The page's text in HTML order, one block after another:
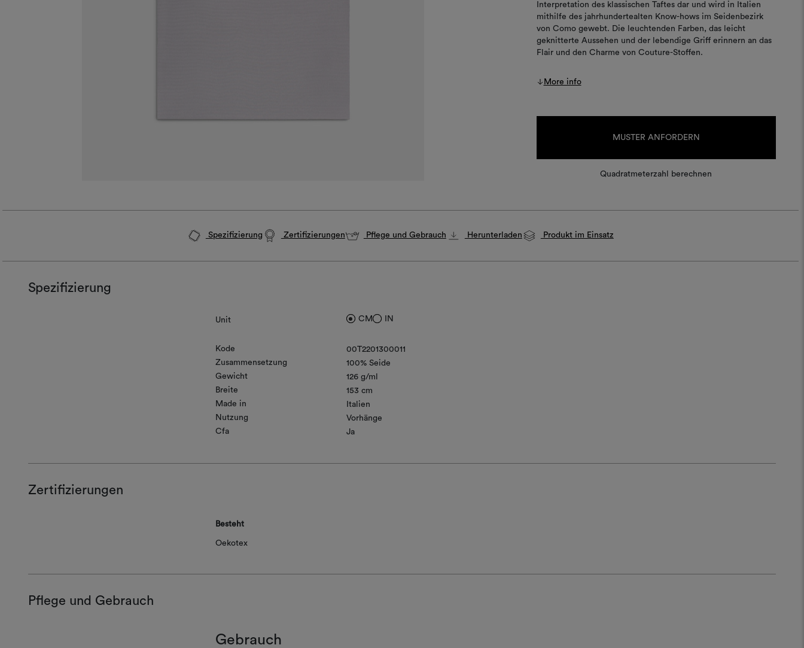
Interpretation des klassischen Taftes dar und wird in Italien
mithilfe des jahrhundertealten Know-hows im Seidenbezirk
von Como gewebt. Die leuchtenden Farben, das leicht
geknitterte Aussehen und der lebendige Griff erinnern an das
Flair und den Charme von Couture-Stoffen.
More info
MUSTER ANFORDERN
Quadratmeterzahl berechnen
Spezifizierung Zertifizierungen Pflege und Gebrauch Herunterladen Produkt im Einsatz
Spezifizierung
Unit CM IN
Kode
00T2201300011
Zusammensetzung
100% Seide
Gewicht
126 g/ml
Breite
153 cm
Made in
Italien
Nutzung
Vorhänge
Cfa
Ja
Zertifizierungen
Besteht
Oekotex
Pflege und Gebrauch
Gebrauch